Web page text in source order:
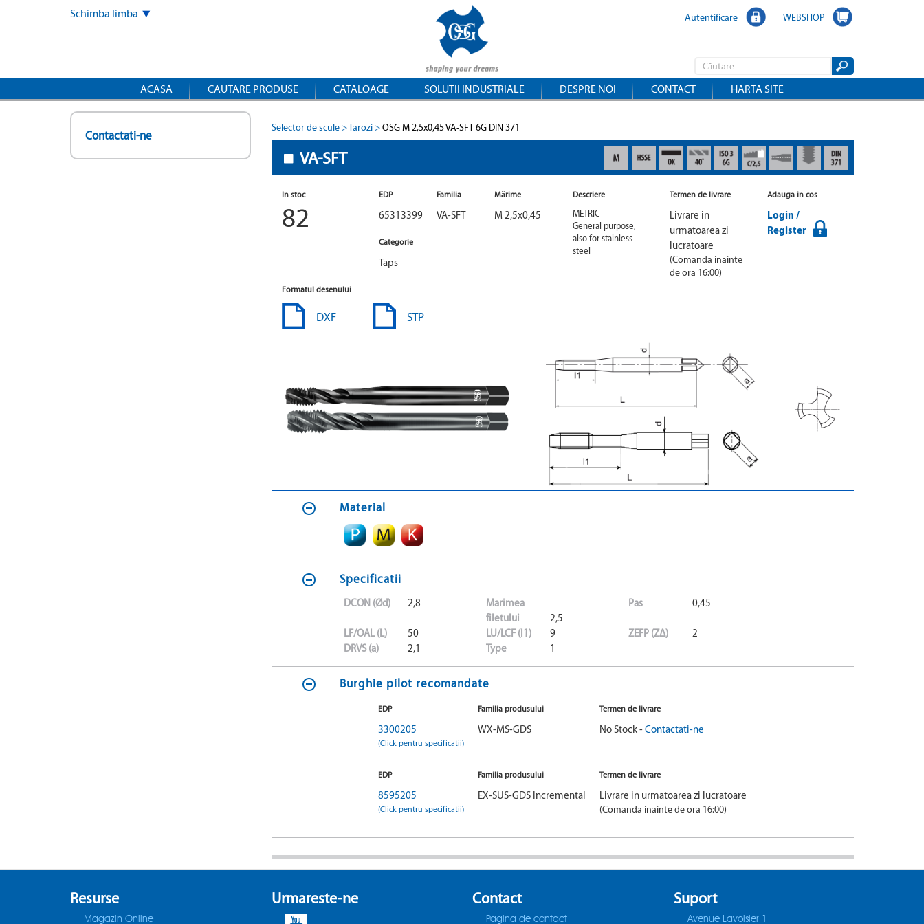
Schimba limba Autentificare WEBSHOP
ACASA CAUTARE PRODUSE CATALOAGE SOLUTII INDUSTRIALE DESPRE NOI CONTACT HARTA SITE
Contactati-ne
Selector de scule Tarozi OSG M 2,5x0,45 VA-SFT 6G DIN 371
VA-SFT
In stoc
82
EDP
65313399
Familia
VA-SFT
Mărime
M 2,5x0,45
Categorie
Taps
Descriere
METRIC
General purpose,
also for stainless
steel
Termen de livrare
Livrare in
urmatoarea zi
lucratoare
(Comanda inainte
de ora 16:00)
Adauga in cos
Login /
Register
Formatul desenului
DXF STP
Material
Specificatii
DCON (Ød) 2,8
Marimea
filetului
2,5
Pas 0,45
LF/OAL (L) 50 LU/LCF (l1) 9 ZEFP (ZΔ)
2
DRVS (a)
2,1 Type 1
Burghie pilot recomandate
EDP
3300205
(Click pentru specificatii)
Familia produsului
WX-MS-GDS
Termen de livrare
No Stock -Contactati-ne
EDP
8595205
(Click pentru specificatii)
Familia produsului
EX-SUS-GDS Incremental
Termen de livrare
Livrare in urmatoarea zi lucratoare
(Comanda inainte de ora 16:00)
Resurse
Magazin Online
Urmareste-ne Contact
Pagina de contact
Suport
Avenue Lavoisier 1